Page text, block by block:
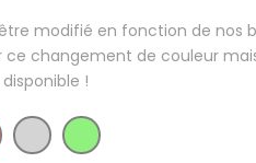
modifié en fonction de nos
ce changement de couleur
!